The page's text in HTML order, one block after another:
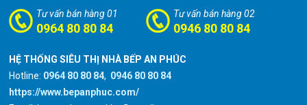
Tư vấn bán hàng 01
0964 80 80 84
Tư vấn bán hàng 02
0946 80 80 84
HỆ THỐNG SIÊU THỊ NHÀ BẾP AN PHÚC
Hotline: 0964 80 80 84, 0946 80 80 84
https://www.bepanphuc.com/